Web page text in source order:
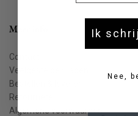
Meer info
Contact
Veelgestelde vragen
Bestellen & leveren
Retourneren
Algemene voorwaarden
Ik
Nee,